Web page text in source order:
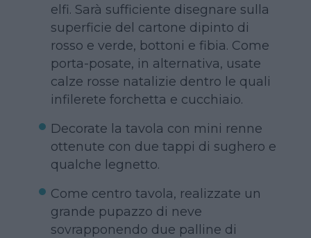
elfi. Sarà sufficiente disegnare sulla
superficie del cartone dipinto di
rosso e verde, bottoni e fibia. Come
porta-posate, in alternativa, usate
calze rosse natalizie dentro le quali
infilerete forchetta e cucchiaio.
Decorate la tavola con mini renne
ottenute con due tappi di sughero e
qualche legnetto.
Come centro tavola, realizzate un
grande pupazzo di neve
sovrapponendo due palline di